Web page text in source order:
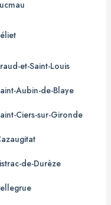
et-Saint-Louis
Aubin-de-Blaye
Ciers-sur-Gironde
de-Durèze